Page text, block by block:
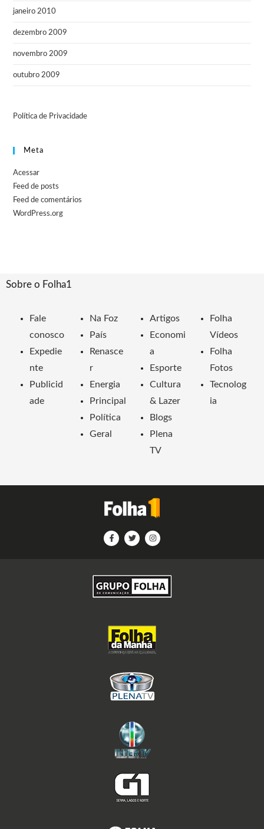
janeiro 2010
dezembro 2009
novembro 2009
outubro 2009
Política de Privacidade
Meta
Acessar
Feed de posts
Feed de comentários
WordPress.org
Sobre o Folha1
Fale
conosco
Expedie
nte
Publicid
ade
Na Foz
País
Renasce
r
Energia
Principal
Política
Geral
Artigos
Economi
a
Esporte
Cultura
& Lazer
Blogs
Plena
TV
Folha
Vídeos
Folha
Fotos
Tecnolog
ia